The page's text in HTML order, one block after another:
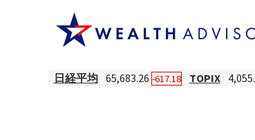
日経平均 65,683.26 -617.18 TOPIX